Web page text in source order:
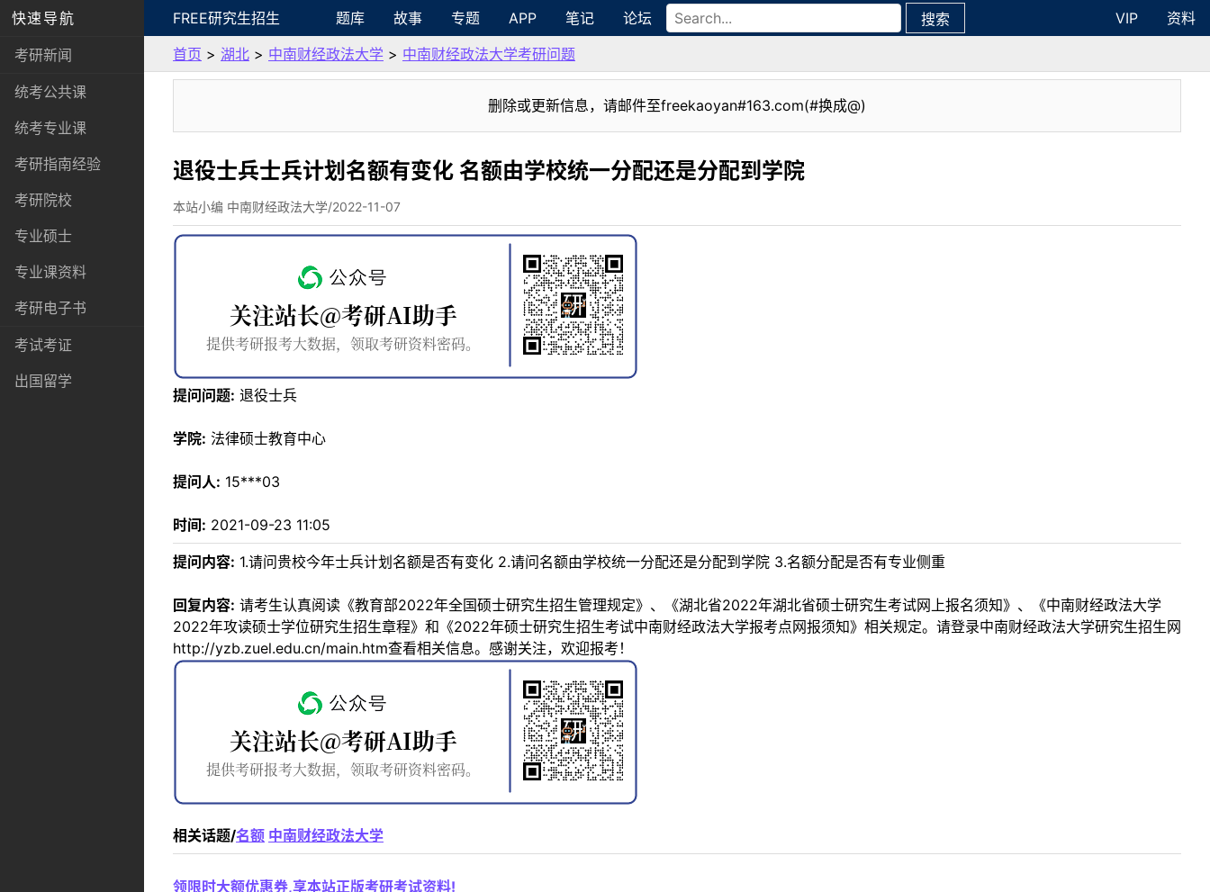
快速导航
考研新闻
统考公共课
统考专业课
考研指南经验
考研院校
专业硕士
专业课资料
考研电子书
考试考证
出国留学
FREE研究生招生 题库 故事 专题 APP 笔记 论坛 搜索 VIP
资料
首页 > 湖北 > 中南财经政法大学 > 中南财经政法大学考研问题
删除或更新信息，请邮件至freekaoyan#163.com(#换成@)
退役士兵士兵计划名额有变化 名额由学校统一分配还是分配到学院
本站小编 中南财经政法大学/2022-11-07
提问问题: 退役士兵
学院: 法律硕士教育中心
提问人: 15***03
时间: 2021-09-23 11:05
提问内容: 1.请问贵校今年士兵计划名额是否有变化 2.请问名额由学校统一分配还是分配到学院 3.名额分配是否有专业侧重
回复内容: 请考生认真阅读《教育部2022年全国硕士研究生招生管理规定》、《湖北省2022年湖北省硕士研究生考试网上报名须知》、《中南财经政法大学
2022年攻读硕士学位研究生招生章程》和《2022年硕士研究生招生考试中南财经政法大学报考点网报须知》相关规定。请登录中南财经政法大学研究生招生网
http://yzb.zuel.edu.cn/main.htm查看相关信息。感谢关注，欢迎报考！
相关话题/名额 中南财经政法大学
领限时大额优惠券,享本站正版考研考试资料!